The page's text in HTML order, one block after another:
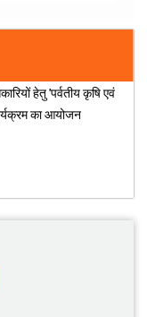
आसियान-भारत
जैव-कीटनाशकों
हेतु 'पर्वतीय कृषि एवं
का आयोजन